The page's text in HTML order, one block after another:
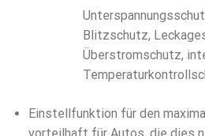
Blitzschutz,
Überstromschutz,
Einstellfunktion für den